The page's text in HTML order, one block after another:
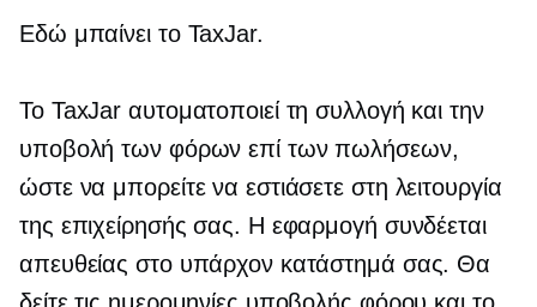
Εδώ μπαίνει το TaxJar.
Το TaxJar αυτοματοποιεί τη συλλογή και την
υποβολή των φόρων επί των πωλήσεων,
ώστε να μπορείτε να εστιάσετε στη λειτουργία
της επιχείρησής σας. Η εφαρμογή συνδέεται
απευθείας στο υπάρχον κατάστημά σας. Θα